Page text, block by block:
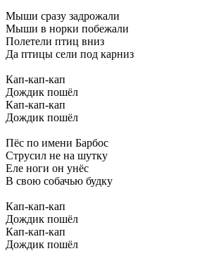
Мыши сразу задрожали
Мыши в норки побежали
Полетели птиц вниз
Да птицы сели под карниз
Кап-кап-кап
Дождик пошёл
Кап-кап-кап
Дождик пошёл
Пёс по имени Барбос
Струсил не на шутку
Еле ноги он унёс
В свою собачью будку
Кап-кап-кап
Дождик пошёл
Кап-кап-кап
Дождик пошёл